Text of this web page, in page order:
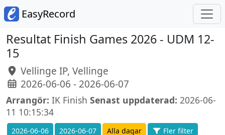
EasyRecord
Resultat Finish Games 2026 - UDM 12-
15
Vellinge IP, Vellinge
2026-06-06 - 2026-06-07
Arrangör: IK Finish Senast uppdaterad: 2026-06-
11 10:15:34
2026-06-06 2026-06-07 Alla dagar
Fler filter